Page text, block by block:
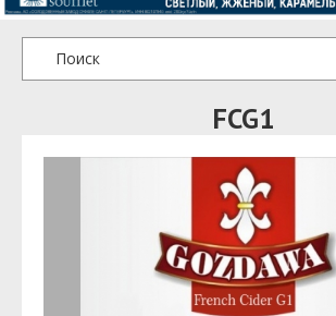
FCG1